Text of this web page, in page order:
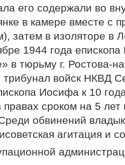
его содержали во
в камере вместе с
затем в изоляторе в
1944 года
в тюрьму г. Ростова-
войск НКВД
Иосифа к 10
сроком на 5 лет
обвинений
агитация и